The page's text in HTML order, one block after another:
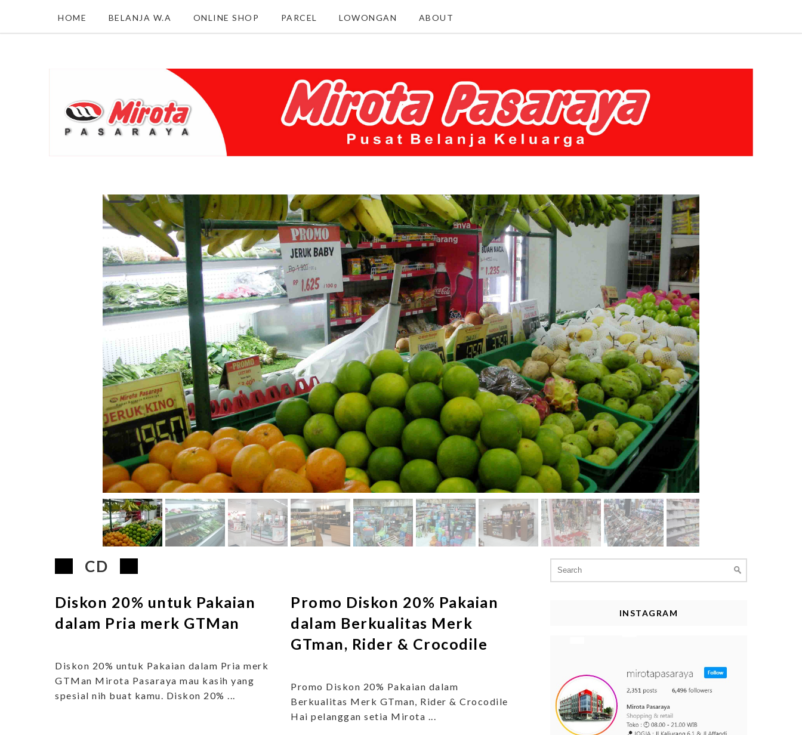
HOME BELANJA W.A ONLINE SHOP PARCEL LOWONGAN ABOUT
CD
Diskon 20% untuk Pakaian
dalam Pria merk GTMan
Diskon 20% untuk Pakaian dalam Pria merk
GTMan Mirota Pasaraya mau kasih yang
spesial nih buat kamu. Diskon 20% ...
Promo Diskon 20% Pakaian
dalam Berkualitas Merk
GTman, Rider & Crocodile
Promo Diskon 20% Pakaian dalam
Berkualitas Merk GTman, Rider & Crocodile
Hai pelanggan setia Mirota ...
for:
INSTAGRAM